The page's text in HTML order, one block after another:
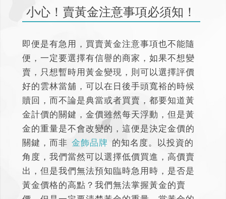
小心！賣黃金注意事項必須知！
即便是有急用， 買賣黃金注意事項也不能隨
便，一定要選擇有信譽的商家，如果不想變
賣，只想暫時用黃金變現，則可以選擇評價
好的雲林當舖，可以在日後手頭寬裕的時候
贖回，而不論是典當或者買賣，都要知道黃
金計價的關鍵，金價雖然每天浮動，但是黃
金的重量是不會改變的，這便是決定金價的
關鍵，而非 金飾品牌 的知名度。以投資的
角度，我們當然可以選擇低價買進，高價賣
出，但是我們無法預知臨時急用時，是否是
黃金價格的高點？我們無法掌握黃金的賣